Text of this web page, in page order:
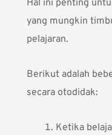
Hal ini penting
yang mungkin
pelajaran.
Berikut adalah
secara otodidak:
Ketika